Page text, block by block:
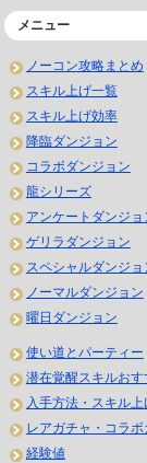
メニュー
ノーコン攻略まとめ
スキル上げ一覧
スキル上げ効率
降臨ダンジョン
コラボダンジョン
龍シリーズ
アンケートダンジョ
ゲリラダンジョン
スペシャルダンジョ
ノーマルダンジョン
曜日ダンジョン
使い道とパーティー
潜在覚醒スキルおす
入手方法・スキル上
レアガチャ・コラ
経験値